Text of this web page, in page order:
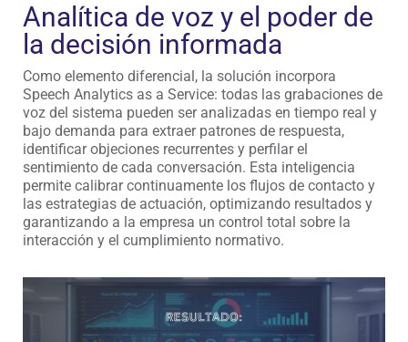
Analítica de voz y el poder de
la decisión informada
Como elemento diferencial, la solución incorpora
Speech Analytics as a Service: todas las grabaciones de
voz del sistema pueden ser analizadas en tiempo real y
bajo demanda para extraer patrones de respuesta,
identificar objeciones recurrentes y perfilar el
sentimiento de cada conversación. Esta inteligencia
permite calibrar continuamente los flujos de contacto y
las estrategias de actuación, optimizando resultados y
garantizando a la empresa un control total sobre la
interacción y el cumplimiento normativo.